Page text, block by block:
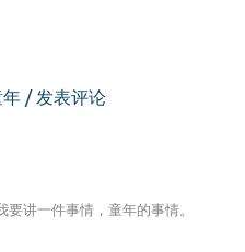
/ 发表评论
讲一件事情，童年的事情。